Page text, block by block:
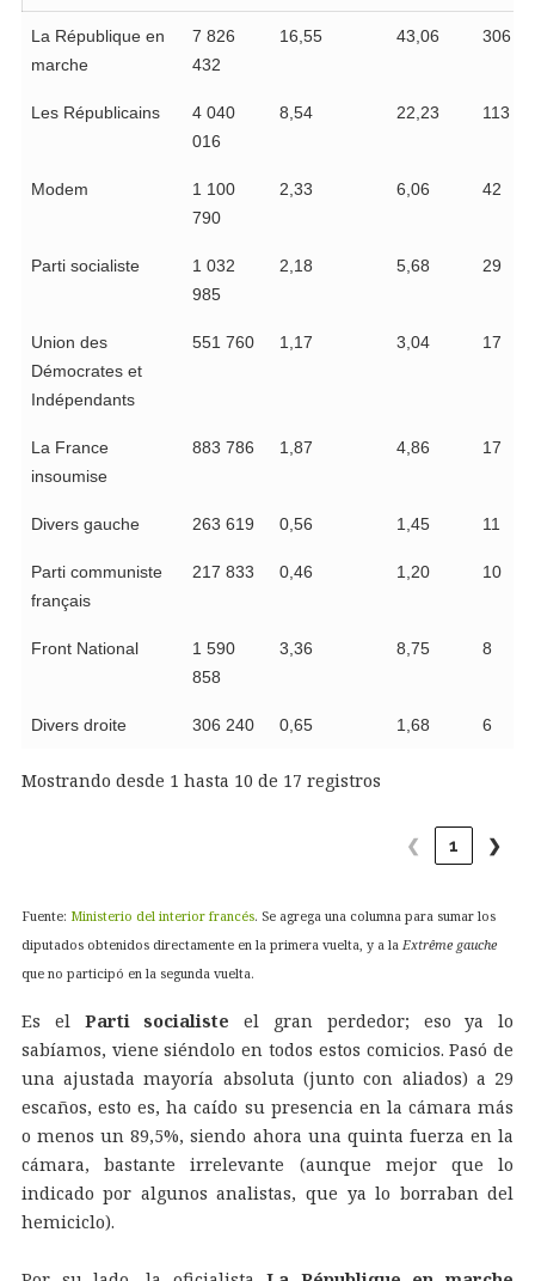
La République en
marche
7 826
432
16,55 43,06 306
Les Républicains
4 040
016
8,54 22,23 113
Modem
1 100
790
2,33 6,06 42
Parti socialiste
1 032
985
2,18 5,68 29
Union des
Démocrates et
Indépendants
551 760 1,17 3,04 17
La France
insoumise
883 786 1,87 4,86 17
Divers gauche 263 619 0,56 1,45 11
Parti communiste
français
217 833 0,46 1,20 10
Front National
1 590
858
3,36 8,75 8
Divers droite 306 240 0,65 1,68 6
Mostrando desde 1 hasta 10 de 17 registros
❮ 1 ❯
Fuente: Ministerio del interior francés. Se agrega una columna para sumar los
diputados obtenidos directamente en la primera vuelta, y a la Extrême gauche
que no participó en la segunda vuelta.
Es el Parti socialiste el gran perdedor; eso ya lo
sabíamos, viene siéndolo en todos estos comicios. Pasó de
una ajustada mayoría absoluta (junto con aliados) a 29
escaños, esto es, ha caído su presencia en la cámara más
o menos un 89,5%, siendo ahora una quinta fuerza en la
cámara, bastante irrelevante (aunque mejor que lo
indicado por algunos analistas, que ya lo borraban del
hemiciclo).